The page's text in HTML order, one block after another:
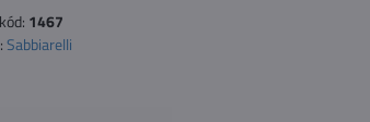
1467
Sabbiarelli